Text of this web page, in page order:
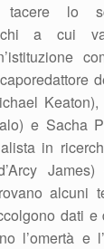
lo
a cui
e Sacha
in
alcuni
dati e
l’omertà e